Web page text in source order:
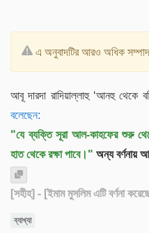
এ অনুবাদটির আরও অধিক
আবূ দারদা রাদিয়াল্লাহু ‘আনহু থেকে
বলেছেন:
"যে ব্যক্তি সূরা আল-কাহফের শুরু
হাত থেকে রক্ষা পাবে।" অন্য বর্ণনায়
[সহীহ] - [ইমাম মুসলিম এটি বর্ণনা
ব্যাখ্যা